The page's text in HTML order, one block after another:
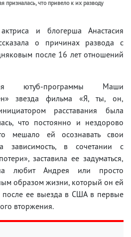
призналась, что привело к их разводу
и блогерша Анастасия
о причинах развода с
после 16 лет отношений
ютуб-программы Маши
звезда фильма «Я, ты, он,
расставания была
что постоянно и нездорово
мешало ей осознавать свои
зависимость, в сочетании с
заставила ее задуматься,
любит Андрея или просто
образом жизни, который он ей
после ее выезда в США в первые
вторжения.